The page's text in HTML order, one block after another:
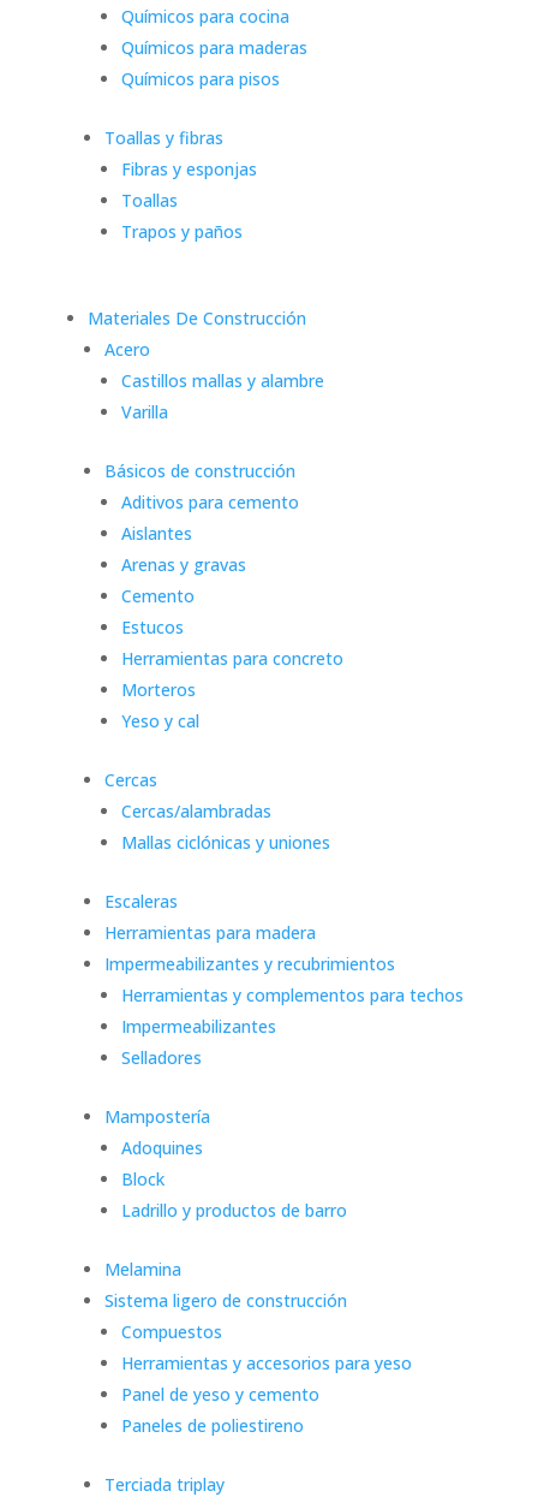
Químicos para cocina
Químicos para maderas
Químicos para pisos
Toallas y fibras
Fibras y esponjas
Toallas
Trapos y paños
Materiales De Construcción
Acero
Castillos mallas y alambre
Varilla
Básicos de construcción
Aditivos para cemento
Aislantes
Arenas y gravas
Cemento
Estucos
Herramientas para concreto
Morteros
Yeso y cal
Cercas
Cercas/alambradas
Mallas ciclónicas y uniones
Escaleras
Herramientas para madera
Impermeabilizantes y recubrimientos
Herramientas y complementos para techos
Impermeabilizantes
Selladores
Mampostería
Adoquines
Block
Ladrillo y productos de barro
Melamina
Sistema ligero de construcción
Compuestos
Herramientas y accesorios para yeso
Panel de yeso y cemento
Paneles de poliestireno
Terciada triplay